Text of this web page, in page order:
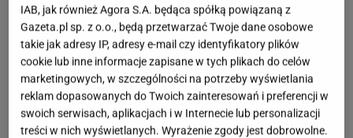
IAB, jak również Agora S.A. będąca spółką powiązaną z
Gazeta.pl sp. z o.o., będą przetwarzać Twoje dane osobowe
takie jak adresy IP, adresy e-mail czy identyfikatory plików
cookie lub inne informacje zapisane w tych plikach do celów
marketingowych, w szczególności na potrzeby wyświetlania
reklam dopasowanych do Twoich zainteresowań i preferencji w
swoich serwisach, aplikacjach i w Internecie lub personalizacji
treści w nich wyświetlanych. Wyrażenie zgody jest dobrowolne.